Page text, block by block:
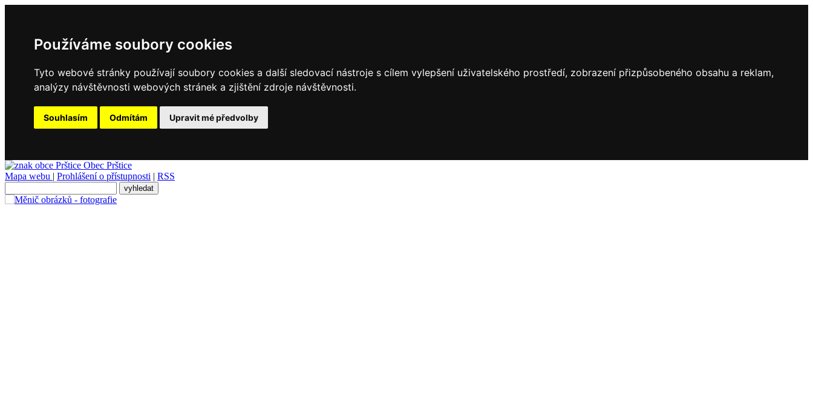
Používáme soubory cookies
Tyto webové stránky používají soubory cookies a další sledovací nástroje s cílem vylepšení uživatelského prostředí, zobrazení přizpůsobeného obsahu a reklam,
analýzy návštěvnosti webových stránek a zjištění zdroje návštěvnosti.
Souhlasím Odmítám Upravit mé předvolby
Obec Prštice
Mapa webu | Prohlášení o přístupnosti | RSS